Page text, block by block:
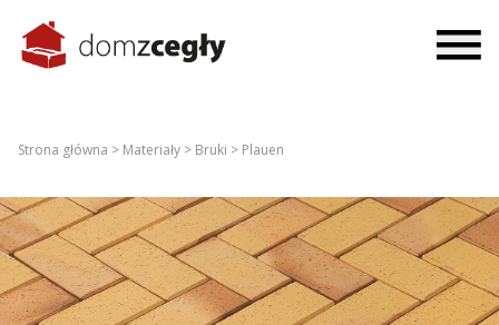
Strona główna > Materiały > Bruki > Plauen